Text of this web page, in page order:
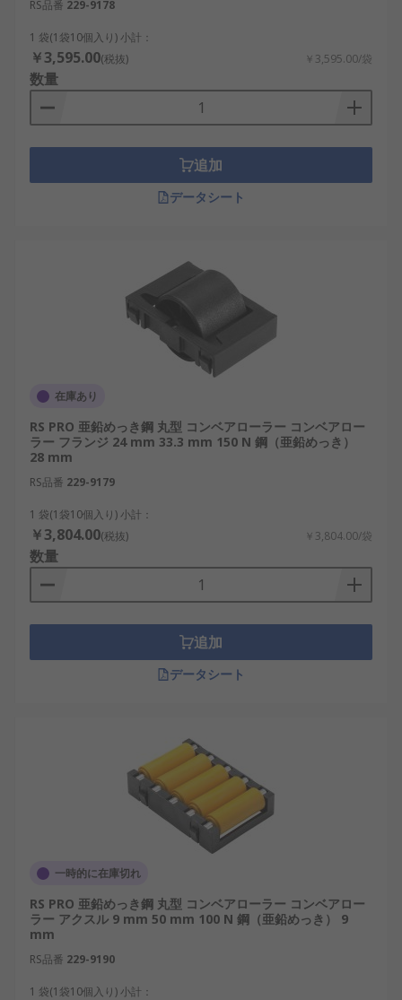
RS品番 229-9178
1 袋(1袋10個入り) 小計：
￥3,595.00(税抜) ￥3,595.00/袋
数量
追加
データシート
在庫あり
RS PRO 亜鉛めっき鋼 丸型 コンベアローラー コンベアロー
ラー フランジ 24 mm 33.3 mm 150 N 鋼（亜鉛めっき）
28 mm
RS品番 229-9179
1 袋(1袋10個入り) 小計：
￥3,804.00(税抜) ￥3,804.00/袋
数量
追加
データシート
一時的に在庫切れ
RS PRO 亜鉛めっき鋼 丸型 コンベアローラー コンベアロー
ラー アクスル 9 mm 50 mm 100 N 鋼（亜鉛めっき） 9
mm
RS品番 229-9190
1 袋(1袋10個入り) 小計：